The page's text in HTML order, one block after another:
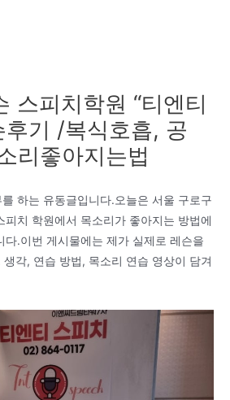
스피치학원 “티엔티
후기 /복식호흡, 공
리좋아지는법
하는 유동글입니다.오늘은 서울 구로구
피치 학원에서 목소리가 좋아지는 방법에
다.이번 게시물에는 제가 실제로 레슨을
각, 연습 방법, 목소리 연습 영상이 담겨